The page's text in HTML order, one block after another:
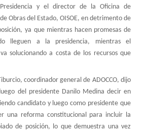
y el director de la Oficina de
Obras del Estado, OISOE, en detrimento de
ya que mientras hacen promesas de
lleguen a la presidencia, mientras el
solucionando a costa de los recursos que
coordinador general de ADOCCO, dijo
del presidente Danilo Medina decir en
candidato y luego como presidente que
una reforma constitucional para incluir la
de posición, lo que demuestra una vez